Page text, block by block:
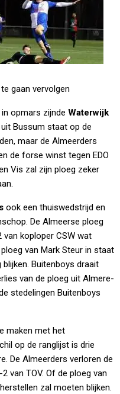
gaan vervolgen
in opmars zijndeWaterwijk
Bussum staat op de
maar de Almeerders
de forse winst tegen EDO
Vis zal zijn ploeg zeker
ook een thuiswedstrijd en
De Almeerse ploeg
koploper CSW wat
van Mark Steur in staat
Buitenboys draait
van de ploeg uit Almere-
stedelingen Buitenboys
maken met het
op de ranglijst is drie
De Almeerders verloren de
van TOV. Of de ploeg van
zal moeten blijken.